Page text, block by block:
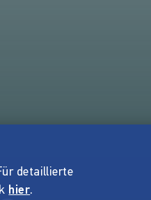
detaillierte
hier.